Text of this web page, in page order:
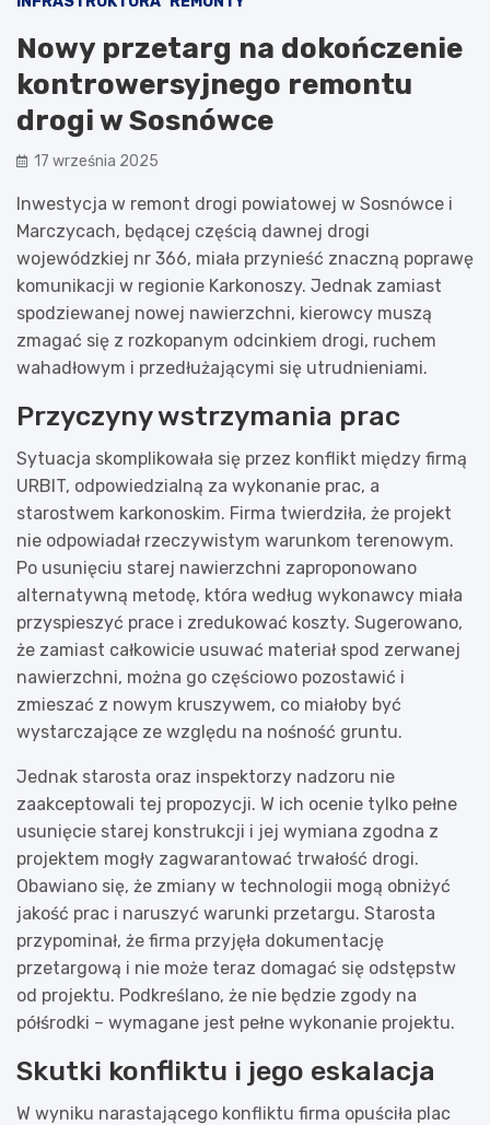
Nowy przetarg na dokończenie
kontrowersyjnego remontu
drogi w Sosnówce
17 września 2025
Inwestycja w remont drogi powiatowej w Sosnówce i
Marczycach, będącej częścią dawnej drogi
wojewódzkiej nr 366, miała przynieść znaczną poprawę
komunikacji w regionie Karkonoszy. Jednak zamiast
spodziewanej nowej nawierzchni, kierowcy muszą
zmagać się z rozkopanym odcinkiem drogi, ruchem
wahadłowym i przedłużającymi się utrudnieniami.
Przyczyny wstrzymania prac
Sytuacja skomplikowała się przez konflikt między firmą
URBIT, odpowiedzialną za wykonanie prac, a
starostwem karkonoskim. Firma twierdziła, że projekt
nie odpowiadał rzeczywistym warunkom terenowym.
Po usunięciu starej nawierzchni zaproponowano
alternatywną metodę, która według wykonawcy miała
przyspieszyć prace i zredukować koszty. Sugerowano,
że zamiast całkowicie usuwać materiał spod zerwanej
nawierzchni, można go częściowo pozostawić i
zmieszać z nowym kruszywem, co miałoby być
wystarczające ze względu na nośność gruntu.
Jednak starosta oraz inspektorzy nadzoru nie
zaakceptowali tej propozycji. W ich ocenie tylko pełne
usunięcie starej konstrukcji i jej wymiana zgodna z
projektem mogły zagwarantować trwałość drogi.
Obawiano się, że zmiany w technologii mogą obniżyć
jakość prac i naruszyć warunki przetargu. Starosta
przypominał, że firma przyjęła dokumentację
przetargową i nie może teraz domagać się odstępstw
od projektu. Podkreślano, że nie będzie zgody na
półśrodki – wymagane jest pełne wykonanie projektu.
Skutki konfliktu i jego eskalacja
W wyniku narastającego konfliktu firma opuściła plac